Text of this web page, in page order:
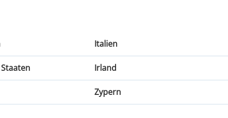
Italien
Italien
Catania
Olbia
Irland
Irland
Dublin
Zypern